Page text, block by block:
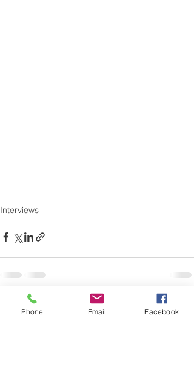
Interviews
Commentaires
Phone Email Facebook